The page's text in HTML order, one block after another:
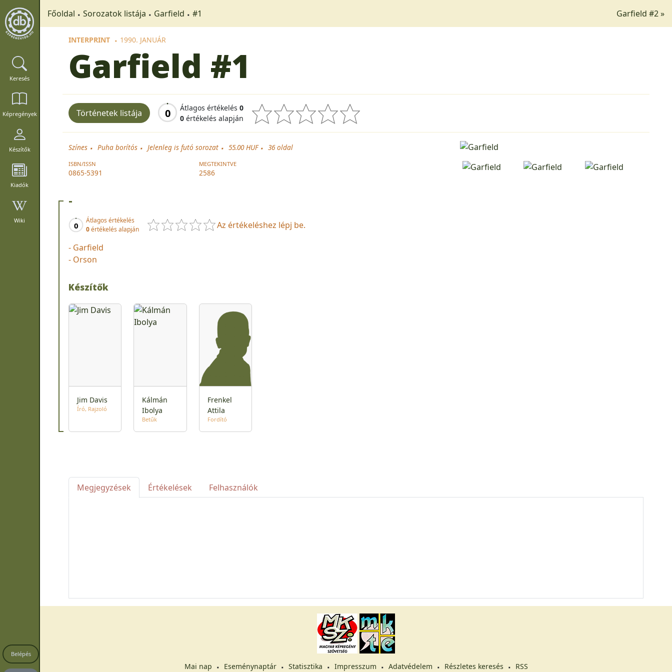
Keresés
Képregények
Készítők
Kiadók
Wiki
Belépés
Főoldal Sorozatok listája Garfield #1 Garfield #2 »
INTERPRINT 1990. JANUÁR
Garfield #1
Történetek listája 0 Átlagos értékelés 0
0 értékelés alapján
Színes Puha borítós Jelenleg is futó sorozat 55.00 HUF 36oldal
ISBN/ISSN
0865-5391
MEGTEKINTVE
2586
-
0
Átlagos értékelés
0értékelés alapján Az értékeléshez lépj be.
- Garfield
- Orson
Készítők
Jim Davis
Író Rajzoló
Kálmán
Ibolya
Betűk
Frenkel
Attila
Fordító
Megjegyzések Értékelések Felhasználók
Mai nap Eseménynaptár Statisztika Impresszum Adatvédelem Részletes keresés RSS